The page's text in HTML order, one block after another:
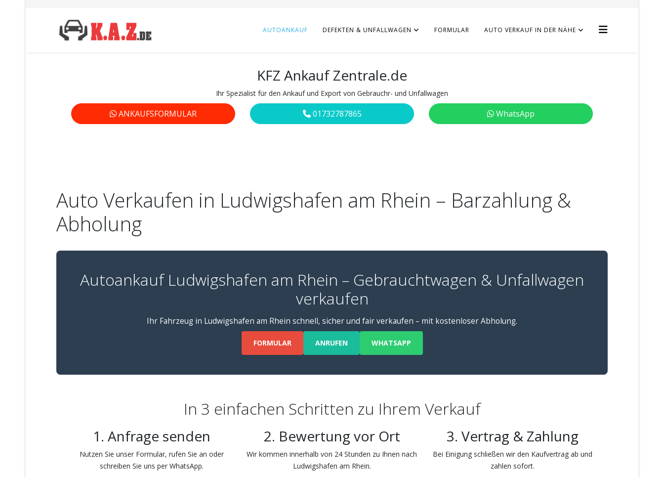
AUTOANKAUF DEFEKTEN & UNFALLWAGEN FORMULAR AUTO VERKAUF IN DER NÄHE
KFZ Ankauf Zentrale.de
Ihr Spezialist für den Ankauf und Export von Gebrauchr- und Unfallwagen
ANKAUFSFORMULAR 01732787865 WhatsApp
Auto Verkaufen in Ludwigshafen am Rhein – Barzahlung &
Abholung
Autoankauf Ludwigshafen am Rhein – Gebrauchtwagen & Unfallwagen
verkaufen
Ihr Fahrzeug in Ludwigshafen am Rhein schnell, sicher und fair verkaufen – mit kostenloser Abholung.
FORMULAR ANRUFEN WHATSAPP
In 3 einfachen Schritten zu Ihrem Verkauf
1. Anfrage senden
Nutzen Sie unser Formular, rufen Sie an oder
schreiben Sie uns per WhatsApp.
2. Bewertung vor Ort
Wir kommen innerhalb von 24 Stunden zu Ihnen nach
Ludwigshafen am Rhein.
3. Vertrag & Zahlung
Bei Einigung schließen wir den Kaufvertrag ab und
zahlen sofort.